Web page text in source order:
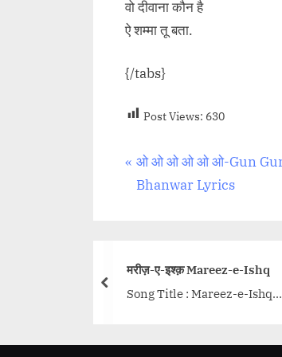
वो दीवाना कौन है
ऐ शम्मा तू बता.
{/tabs}
Post Views: 630
Post
P
r
o
u
P
ओ ओ ओ ओ ओ ओ-Gun Gun
Bhanwar Lyrics
मरीज़-ए-इश्क़ Mareez-e-Ishq
Song Title : Mareez-e-Ishq
prev